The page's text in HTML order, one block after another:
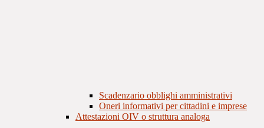
Scadenzario obblighi amministrativi
Oneri informativi per cittadini e imprese
Attestazioni OIV o struttura analoga